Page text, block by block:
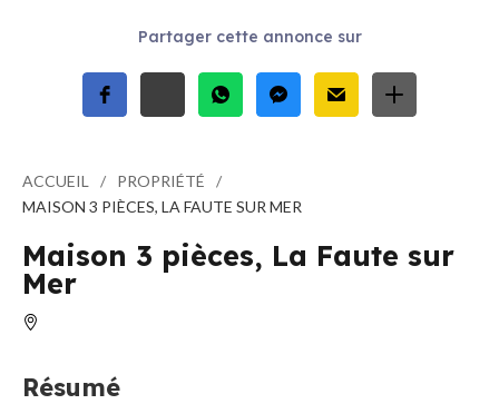
Partager cette annonce sur
ACCUEIL
PROPRIÉTÉ
MAISON 3 PIÈCES, LA FAUTE SUR MER
Maison 3 pièces, La Faute sur
Mer
Résumé